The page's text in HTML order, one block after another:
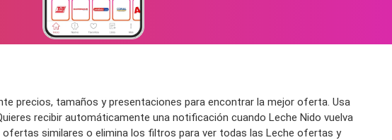
precios, tamaños y presentaciones para encontrar la mejor oferta. Usa
recibir automáticamente una notificación cuando Leche Nido vuelva
similares o elimina los filtros para ver todas las Leche ofertas y